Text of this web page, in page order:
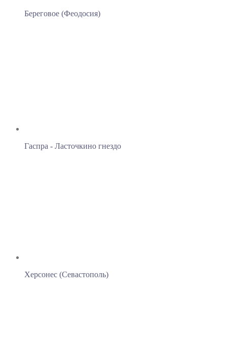
Береговое (Феодосия)
Гаспра - Ласточкино гнездо
Херсонес (Севастополь)